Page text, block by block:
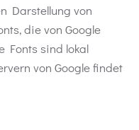
Darstellung von
die von Google
Fonts sind lokal
von Google findet